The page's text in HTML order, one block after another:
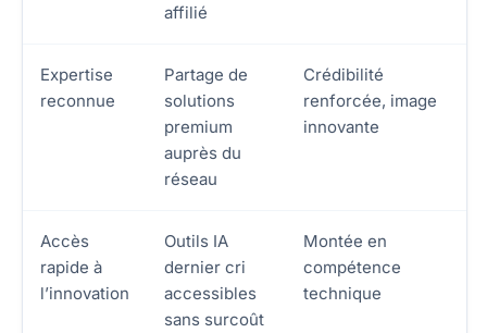
affilié
Expertise
reconnue
Partage de
solutions
premium
auprès du
réseau
Crédibilité
renforcée, image
innovante
Accès
rapide à
l’innovation
Outils IA
dernier cri
accessibles
sans surcoût
Montée en
compétence
technique